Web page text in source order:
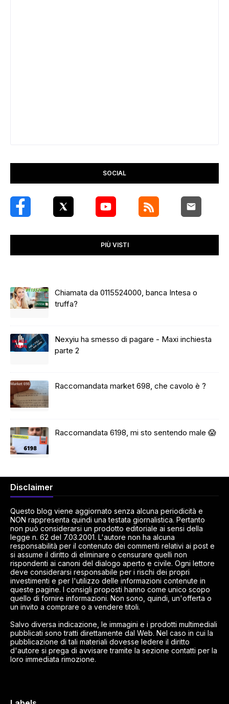
SOCIAL
PIÙ VISTI
Chiamata da 0115524000, banca Intesa o
truffa?
Nexyiu ha smesso di pagare - Maxi inchiesta
parte 2
Raccomandata market 698, che cavolo è ?
Raccomandata 6198, mi sto sentendo male 😱
Disclaimer
Questo blog viene aggiornato senza alcuna periodicità e
NON rappresenta quindi una testata giornalistica. Pertanto
non può considerarsi un prodotto editoriale ai sensi della
legge n. 62 del 7.03.2001. L'autore non ha alcuna
responsabilità per il contenuto dei commenti relativi ai post e
si assume il diritto di eliminare o censurare quelli non
rispondenti ai canoni del dialogo aperto e civile. Ogni lettore
deve considerarsi responsabile per i rischi dei propri
investimenti e per l'utilizzo delle informazioni contenute in
queste pagine. I consigli proposti hanno come unico scopo
quello di fornire informazioni. Non sono, quindi, un'offerta o
un invito a comprare o a vendere titoli.
Salvo diversa indicazione, le immagini e i prodotti multimediali
pubblicati sono tratti direttamente dal Web. Nel caso in cui la
pubblicazione di tali materiali dovesse ledere il diritto
d'autore si prega di avvisare tramite la sezione contatti per la
loro immediata rimozione.